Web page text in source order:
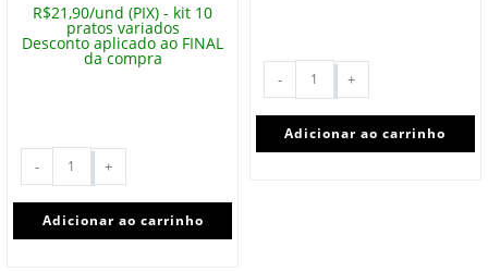
R$21,90/und (PIX) - kit 10
pratos variados
Desconto aplicado ao FINAL
da compra
- +
Adicionar ao carrinho
- +
Adicionar ao carrinho